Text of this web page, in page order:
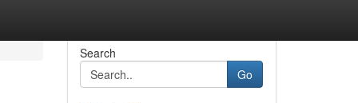
Search
Go